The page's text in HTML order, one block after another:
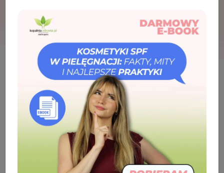
Kosmetyki Ciało
w kostce
Mydło Miś z delikatną lanoliną